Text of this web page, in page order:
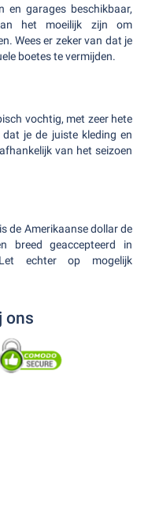
en garages beschikbaar,
het moeilijk zijn om
Wees er zeker van dat je
boetes te vermijden.
vochtig, met zeer hete
je de juiste kleding en
van het seizoen
de Amerikaanse dollar de
breed geaccepteerd in
echter op mogelijk
ons